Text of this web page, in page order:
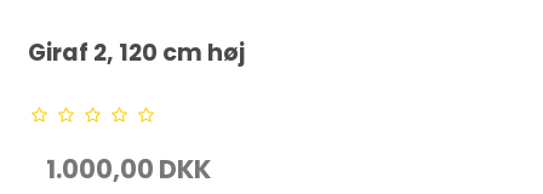
Giraf 2, 120 cm høj
1.000,00 DKK